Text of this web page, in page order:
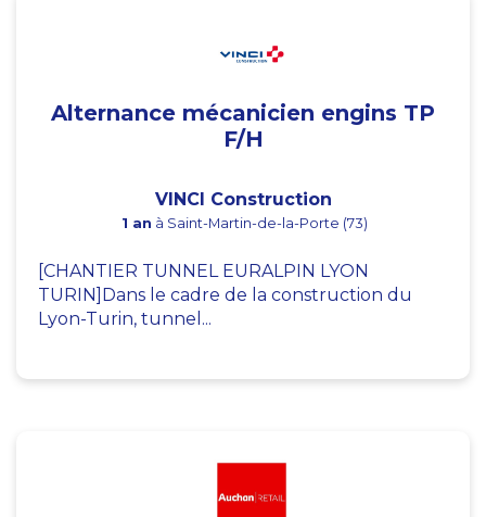
Alternance mécanicien engins TP
F/H
VINCI Construction
1 an à Saint-Martin-de-la-Porte (73)
[CHANTIER TUNNEL EURALPIN LYON
TURIN]Dans le cadre de la construction du
Lyon-Turin, tunnel...